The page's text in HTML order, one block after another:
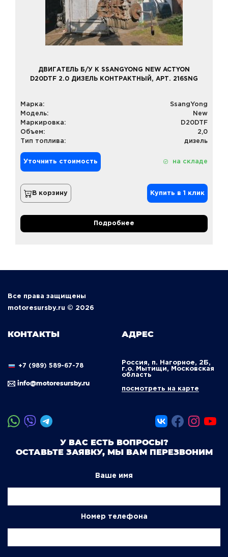
ДВИГАТЕЛЬ Б/У К SSANGYONG NEW ACTYON
D20DTF 2.0 ДИЗЕЛЬ КОНТРАКТНЫЙ, АРТ. 216SNG
Марка:
SsangYong
Модель:
New
Маркировка:
D20DTF
Объем:
2,0
Тип топлива:
дизель
Уточнить стоимость на складе
В корзину Купить в 1 клик
Подробнее
Все права защищены
motoresursby.ru © 2026
КОНТАКТЫ
+7 (989) 589-67-78
info@motoresursby.ru
АДРЕС
Россия, п. Нагорное, 2Б,
г.о. Мытищи, Московская
область
посмотреть на карте
У ВАС ЕСТЬ ВОПРОСЫ?
ОСТАВЬТЕ ЗАЯВКУ, МЫ ВАМ ПЕРЕЗВОНИМ
Ваше имя
Номер телефона